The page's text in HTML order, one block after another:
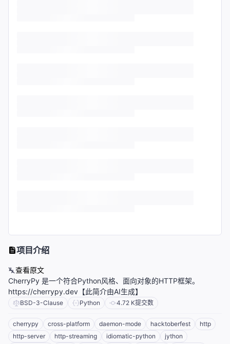
项目介绍
查看原文
CherryPy 是一个符合Python风格、面向对象的HTTP框架。
https://cherrypy.dev【此简介由AI生成】
BSD-3-Clause Python 4.72 K提交数
cherrypy cross-platform daemon-mode hacktoberfest
http
http-server
http-streaming idiomatic-python
jython